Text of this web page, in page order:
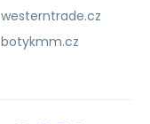
westerntrade.cz
botykmm.cz